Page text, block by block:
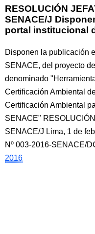
RESOLUCIÓN
SENACE/J
portal institucional
Disponen la publicación
SENACE, del proyecto
denominado
Certificación Ambiental
Certificación Ambiental
SENACE"
SENACE/J Lima, 1 de
Nº 003-2016-SENACE/
2016